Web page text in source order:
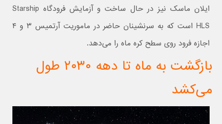
ایلان ماسک نیز در حال ساخت و آزمایش فرودگاه Starship
HLS است که به سرنشینان حاضر در ماموریت آرتمیس ۳ و ۴
اجازه فرود روی سطح کره ماه را می‌دهد.
بازگشت به ماه تا دهه ۲۰۳۰ طول
می‌کشد